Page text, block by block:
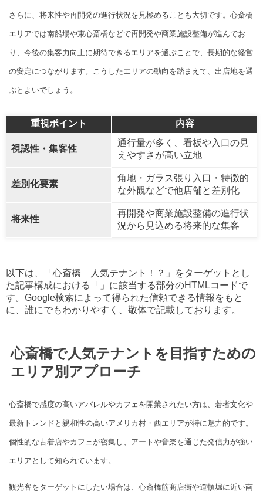
さらに、将来性や再開発の進行状況を見極めることも大切です。心斎橋
エリアでは南船場や東心斎橋などで再開発や商業施設整備が進んでお
り、今後の集客力向上に期待できるエリアを選ぶことで、長期的な経営
の安定につながります。こうしたエリアの動向を踏まえて、出店地を選
ぶとよいでしょう。
重視ポイント 内容
視認性・集客性
通行量が多く、看板や入口の見
えやすさが高い立地
差別化要素
角地・ガラス張り入口・特徴的
な外観などで他店舗と差別化
将来性
再開発や商業施設整備の進行状
況から見込める将来的な集客
以下は、「心斎橋 人気テナント！？」をターゲットとし
た記事構成における「」に該当する部分のHTMLコードで
す。Google検索によって得られた信頼できる情報をもと
に、誰にでもわかりやすく、敬体で記載しております。
心斎橋で人気テナントを目指すための
エリア別アプローチ
心斎橋で感度の高いアパレルやカフェを開業されたい方は、若者文化や
最新トレンドと親和性の高いアメリカ村・西エリアが特に魅力的です。
個性的な古着店やカフェが密集し、アートや音楽を通じた発信力が強い
エリアとして知られています。
観光客をターゲットにしたい場合は、心斎橋筋商店街や道頓堀に近い南